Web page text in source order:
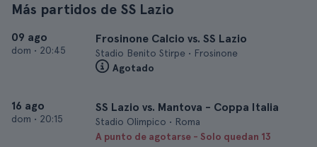
Más partidos de SS Lazio
09 ago
dom • 20:45
Frosinone Calcio vs. SS Lazio
Stadio Benito Stirpe • Frosinone
Agotado
16 ago
dom • 20:15
SS Lazio vs. Mantova - Coppa Italia
Stadio Olimpico • Roma
A punto de agotarse - Solo quedan 13